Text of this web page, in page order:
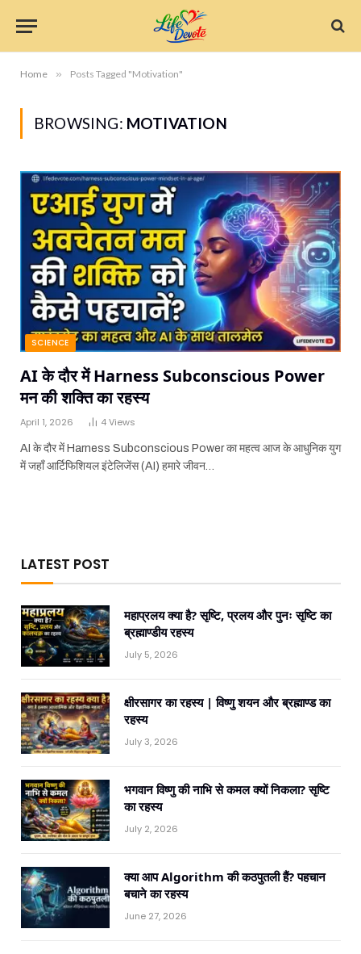
Home » Posts Tagged "Motivation"
BROWSING: MOTIVATION
SCIENCE
AI के दौर में Harness Subconscious Power
मन की शक्ति का रहस्य
April 1, 2026 4Views
AI के दौर में Harness Subconscious Power का महत्व आज के आधुनिक युग
में जहाँ आर्टिफिशियल इंटेलिजेंस (AI) हमारे जीवन…
LATEST POST
महाप्रलय क्या है? सृष्टि, प्रलय और पुनः सृष्टि का
ब्रह्माण्डीय रहस्य
July 5, 2026
क्षीरसागर का रहस्य | विष्णु शयन और ब्रह्माण्ड का
रहस्य
July 3, 2026
भगवान विष्णु की नाभि से कमल क्यों निकला? सृष्टि
का रहस्य
July 2, 2026
क्या आप Algorithm की कठपुतली हैं? पहचान
बचाने का रहस्य
June 27, 2026